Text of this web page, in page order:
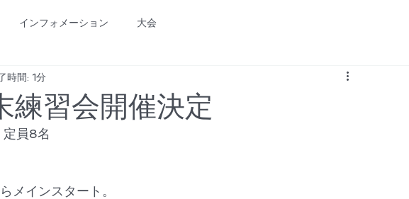
インフォメーション 大会
練習会開催決定
時間: 1分
員8名
メインスタート。